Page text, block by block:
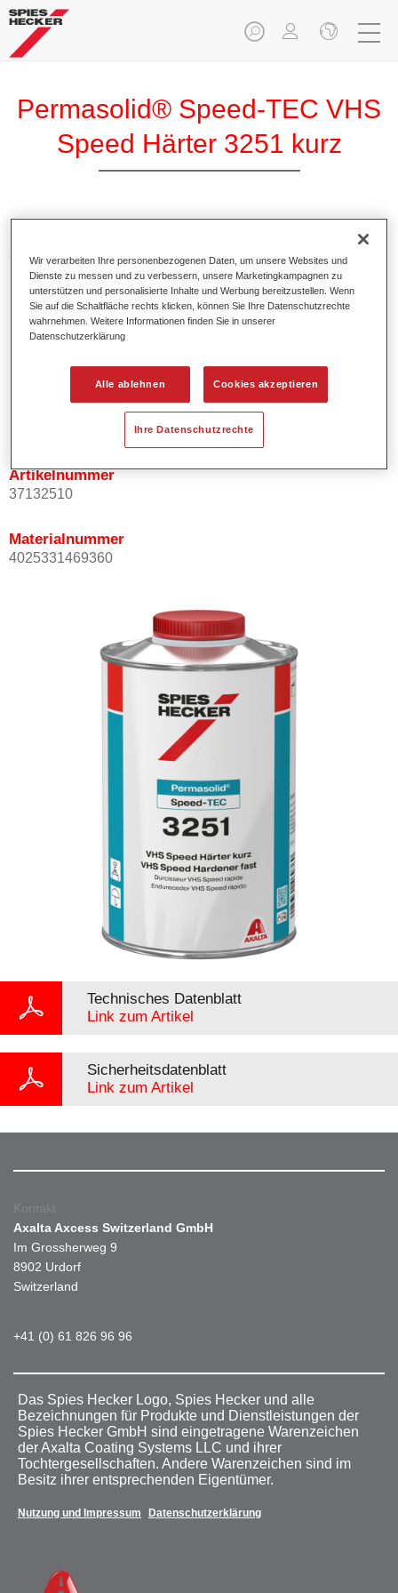
Permasolid® Speed-TEC VHS
Speed Härter 3251 kurz
Permasolid Speed-TEC VHS Speed Härter 3251 kurz ist ein
spezieller Härter für Permasolid Speed-TEC HS Speed
Klarlack 8800.
Produktmerkmale
Eignet sich für die Lufttrocknung bei niedriger
Artikelnummer
37132510
Materialnummer
4025331469360
Technisches Datenblatt
Link zum Artikel
Sicherheitsdatenblatt
Link zum Artikel
Kontakt
Axalta Axcess Switzerland GmbH
Im Grossherweg 9
8902 Urdorf
Switzerland
+41 (0) 61 826 96 96
Das Spies Hecker Logo, Spies Hecker und alle
Bezeichnungen für Produkte und Dienstleistungen der
Spies Hecker GmbH sind eingetragene Warenzeichen
der Axalta Coating Systems LLC und ihrer
Tochtergesellschaften. Andere Warenzeichen sind im
Besitz ihrer entsprechenden Eigentümer.
Nutzung und Impressum Datenschutzerklärung
Wir verarbeiten Ihre personenbezogenen Daten, um unsere Websites und
Dienste zu messen und zu verbessern, unsere Marketingkampagnen zu
unterstützen und personalisierte Inhalte und Werbung bereitzustellen. Wenn
Sie auf die Schaltfläche rechts klicken, können Sie Ihre Datenschutzrechte
wahrnehmen. Weitere Informationen finden Sie in unserer
Datenschutzerklärung
Alle ablehnen Cookies akzeptieren
Ihre Datenschutzrechte